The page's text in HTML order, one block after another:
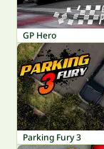
GP Hero
Parking Fury 3